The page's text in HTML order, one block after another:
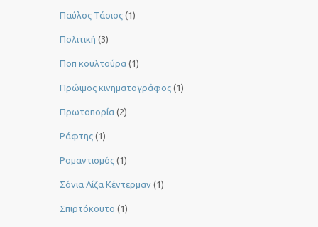
Παύλος Τάσιος (1)
Πολιτική (3)
Ποπ κουλτούρα (1)
Πρώιμος κινηματογράφος (1)
Πρωτοπορία (2)
Ράφτης (1)
Ρομαντισμός (1)
Σόνια Λίζα Κέντερμαν (1)
Σπιρτόκουτο (1)